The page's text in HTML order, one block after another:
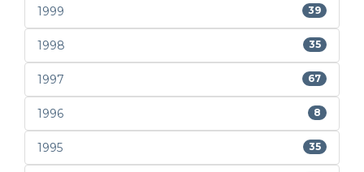
1999 39
1998 35
1997 67
1996 8
1995 35